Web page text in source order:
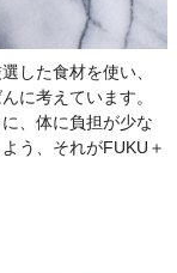
した食材を使い、
に考えています。
、体に負担が少な
う、それがFUKU＋